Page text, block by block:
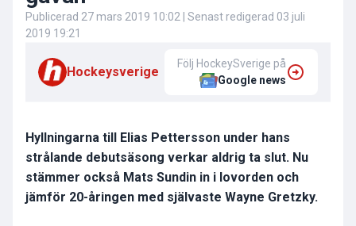
Publicerad 27 mars 2019 10:02 | Senast redigerad 03 juli
2019 19:21
Hockeysverige
Följ HockeySverige på
Google news
Hyllningarna till Elias Pettersson under hans
strålande debutsäsong verkar aldrig ta slut. Nu
stämmer också Mats Sundin in i lovorden och
jämför 20-åringen med självaste Wayne Gretzky.